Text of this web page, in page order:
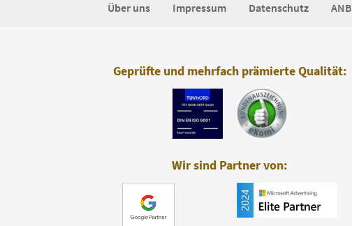
Über uns Impressum Datenschutz ANB
Geprüfte und mehrfach prämierte Qualität:
Wir sind Partner von: